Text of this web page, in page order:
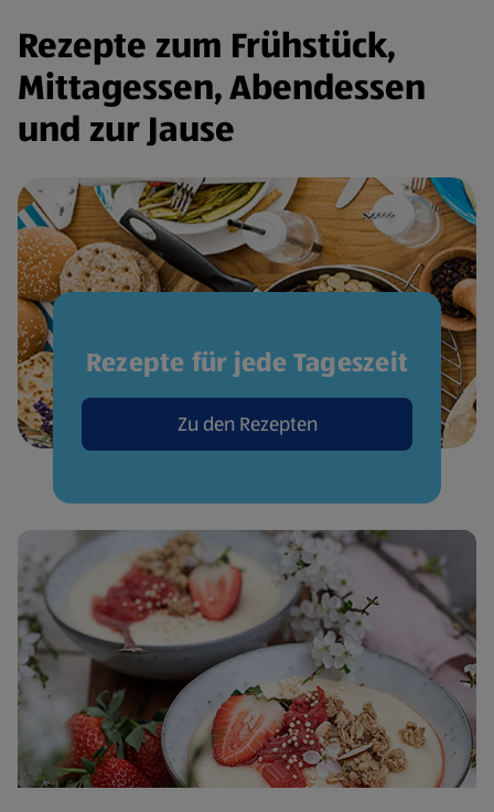
Rezepte zum Frühstück,
Mittagessen, Abendessen
und zur Jause
Rezepte für jede Tageszeit
Zu den Rezepten